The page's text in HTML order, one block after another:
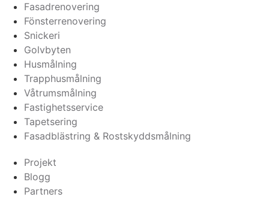
Fasadrenovering
Fönsterrenovering
Snickeri
Golvbyten
Husmålning
Trapphusmålning
Våtrumsmålning
Fastighetsservice
Tapetsering
Fasadblästring & Rostskyddsmålning
Projekt
Blogg
Partners